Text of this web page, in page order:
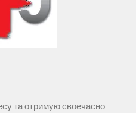
та отримую своечасно